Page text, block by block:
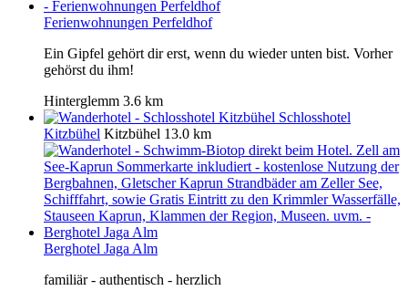
Ferienwohnungen Perfeldhof
Ein Gipfel gehört dir erst, wenn du wieder unten bist. Vorher
gehörst du ihm!
Hinterglemm 3.6 km
Schlosshotel
Kitzbühel Kitzbühel 13.0 km
Berghotel Jaga Alm
familiär - authentisch - herzlich